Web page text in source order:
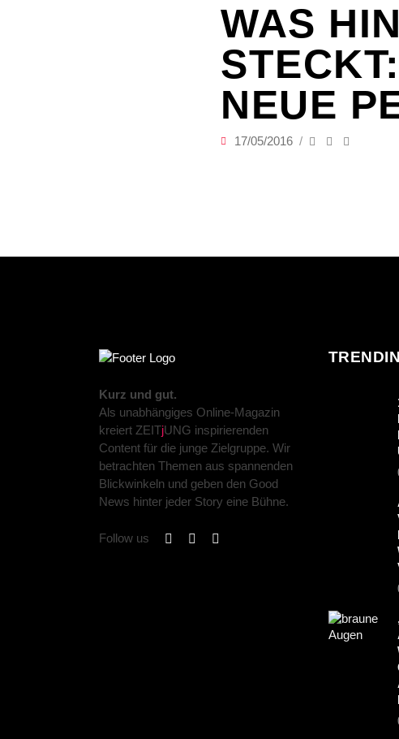
WAS
NEUE
17/05/2016
Kurz und gut.
Als unabhängiges Online-Magazin
kreiert ZEITjUNG inspirierenden
Content für die junge Zielgruppe. Wir
betrachten Themen aus spannenden
Blickwinkeln und geben den Good
News hinter jeder Story eine Bühne.
Follow us